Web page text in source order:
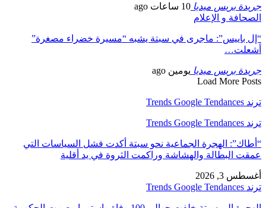
جريدة بريس ميديا 10 ساعات ago
الصحافة و الإعلام
“إل باييس”: ماجرى في سبتة يشبه “مسيرة خضراء مصغرة”
أشعلت…
جريدة بريس ميديا يومين ago
Load More Posts
ترند Trends Google Tendances
ترند Trends Google Tendances
“أطاك”: الهجرة الجماعية نحو سبتة أكدت فشل السياسات التي
عمقت البطالة والهشاشة وراكمت الثروة في يد أقلية
أغسطس 3, 2026
ترند Trends Google Tendances